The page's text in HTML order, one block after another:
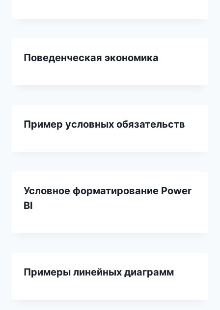
Поведенческая экономика
Пример условных обязательств
Условное форматирование Power
BI
Примеры линейных диаграмм